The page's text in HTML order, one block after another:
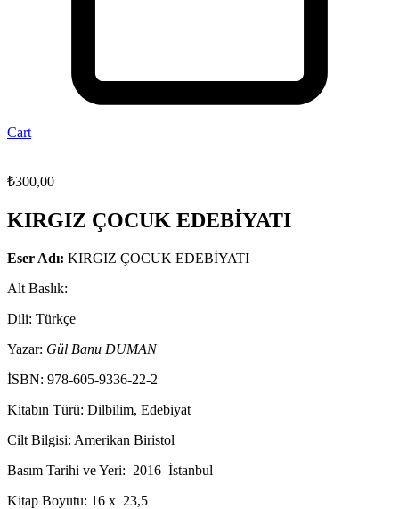
Cart
₺300,00
KIRGIZ ÇOCUK EDEBİYATI
Eser Adı: KIRGIZ ÇOCUK EDEBİYATI
Alt Baslık:
Dili: Türkçe
Yazar: Gül Banu DUMAN
İSBN: 978-605-9336-22-2
Kitabın Türü: Dilbilim, Edebiyat
Cilt Bilgisi: Amerikan Biristol
Basım Tarihi ve Yeri: 2016 İstanbul
Kitap Boyutu: 16 x 23,5